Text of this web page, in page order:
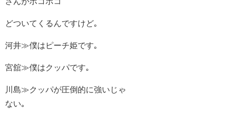
どついてくるんですけど｡
河井≫僕はピーチ姫です｡
宮舘≫僕はクッパです｡
川島≫クッパが圧倒的に強いじゃ
ない｡